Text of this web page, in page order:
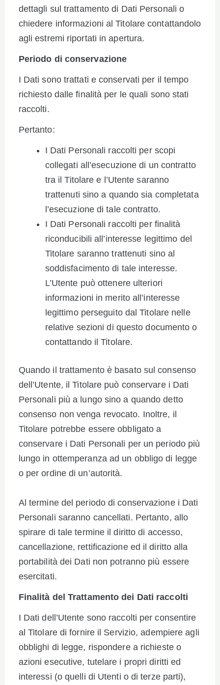
dettagli sul trattamento di Dati Personali o
chiedere informazioni al Titolare contattandolo
agli estremi riportati in apertura.
Periodo di conservazione
I Dati sono trattati e conservati per il tempo
richiesto dalle finalità per le quali sono stati
raccolti.
Pertanto:
I Dati Personali raccolti per scopi
collegati all’esecuzione di un contratto
tra il Titolare e l’Utente saranno
trattenuti sino a quando sia completata
l’esecuzione di tale contratto.
I Dati Personali raccolti per finalità
riconducibili all’interesse legittimo del
Titolare saranno trattenuti sino al
soddisfacimento di tale interesse.
L’Utente può ottenere ulteriori
informazioni in merito all’interesse
legittimo perseguito dal Titolare nelle
relative sezioni di questo documento o
contattando il Titolare.
Quando il trattamento è basato sul consenso
dell’Utente, il Titolare può conservare i Dati
Personali più a lungo sino a quando detto
consenso non venga revocato. Inoltre, il
Titolare potrebbe essere obbligato a
conservare i Dati Personali per un periodo più
lungo in ottemperanza ad un obbligo di legge
o per ordine di un’autorità.
Al termine del periodo di conservazione i Dati
Personali saranno cancellati. Pertanto, allo
spirare di tale termine il diritto di accesso,
cancellazione, rettificazione ed il diritto alla
portabilità dei Dati non potranno più essere
esercitati.
Finalità del Trattamento dei Dati raccolti
I Dati dell’Utente sono raccolti per consentire
al Titolare di fornire il Servizio, adempiere agli
obblighi di legge, rispondere a richieste o
azioni esecutive, tutelare i propri diritti ed
interessi (o quelli di Utenti o di terze parti),